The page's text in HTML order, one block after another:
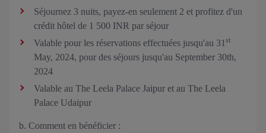
Séjournez 3 nuits, payez-en seulement 2 et profitez d'un
crédit hôtel de 1 500 INR par séjour
Valable pour les réservations effectuées jusqu'au 31 st
May, 2024, pour des séjours jusqu'au September 30th,
2024
Valable au The Leela Palace Jaipur et au The Leela
Palace Udaipur
b. Comment en bénéficier :